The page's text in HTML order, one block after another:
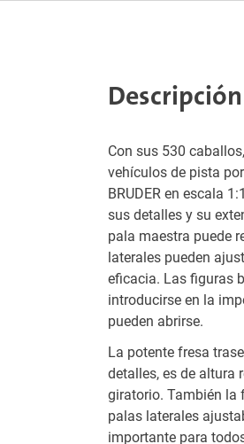
Con sus 530
vehículos de pista
BRUDER en escala
sus detalles y su
pala maestra puede
laterales pueden
eficacia. Las figuras
introducirse en la
pueden abrirse.
La potente fresa
detalles, es de altura
giratorio. También la
palas laterales
importante para